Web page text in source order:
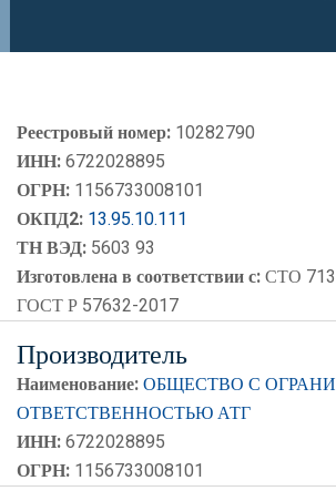
АРКПРОТЕКТ
наименование
артикул
реестровый номер
Реестровый номер: 10282790
ИНН:6722028895
ОГРН: 1156733008101
ОКПД2: 13.95.10.111
ТН ВЭД: 5603 93
Изготовлена в соответствии с:СТО
ГОСТ Р 57632-2017
Производитель
Наименование:ОБЩЕСТВО С
ОТВЕТСТВЕННОСТЬЮ АТГ
ИНН:6722028895
ОГРН: 1156733008101